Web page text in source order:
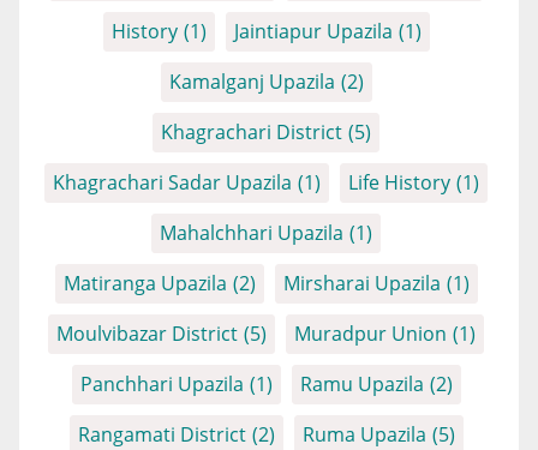
History (1) Jaintiapur Upazila (1)
Kamalganj Upazila (2)
Khagrachari District (5)
Khagrachari Sadar Upazila (1) Life History (1)
Mahalchhari Upazila (1)
Matiranga Upazila (2) Mirsharai Upazila (1)
Moulvibazar District (5) Muradpur Union (1)
Panchhari Upazila (1) Ramu Upazila (2)
Rangamati District (2) Ruma Upazila (5)